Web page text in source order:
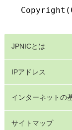
JPNICとは
IPアドレス
インターネットの
サイトマップ